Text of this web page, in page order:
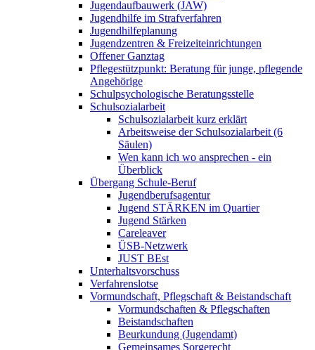
Jugendaufbauwerk (JAW)
Jugendhilfe im Strafverfahren
Jugendhilfeplanung
Jugendzentren & Freizeiteinrichtungen
Offener Ganztag
Pflegestützpunkt: Beratung für junge, pflegende
Angehörige
Schulpsychologische Beratungsstelle
Schulsozialarbeit
Schulsozialarbeit kurz erklärt
Arbeitsweise der Schulsozialarbeit (6
Säulen)
Wen kann ich wo ansprechen - ein
Überblick
Übergang Schule-Beruf
Jugendberufsagentur
Jugend STÄRKEN im Quartier
Jugend Stärken
Careleaver
ÜSB-Netzwerk
JUST BEst
Unterhaltsvorschuss
Verfahrenslotse
Vormundschaft, Pflegschaft & Beistandschaft
Vormundschaften & Pflegschaften
Beistandschaften
Beurkundung (Jugendamt)
Gemeinsames Sorgerecht